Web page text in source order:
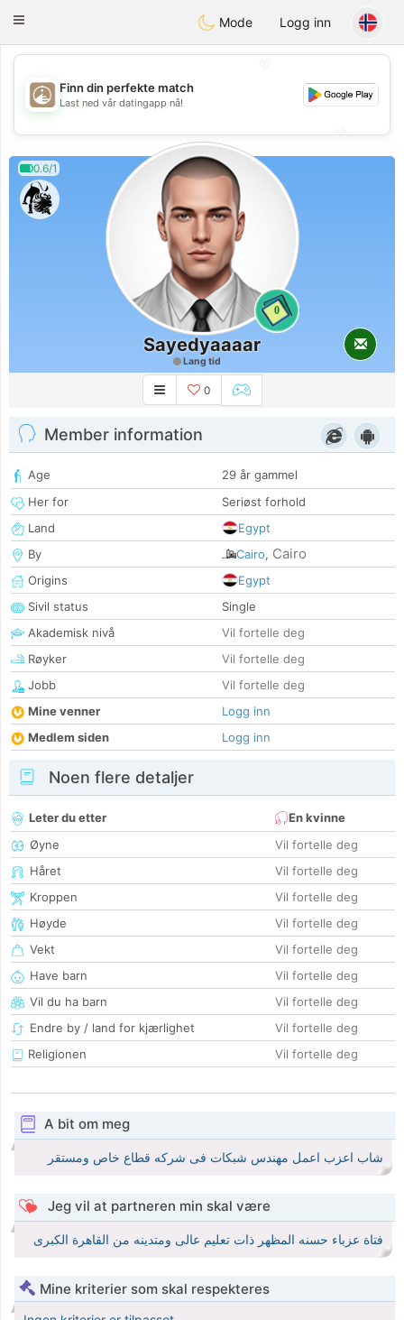
ahebik
Toggle
Mode Logg inn
💖
💕
Finn din perfekte match
Last ned vår datingapp nå!
0.6/1
0
Sayedyaaaar
Lang tid
0
Member information
Age
29 år gammel
Her for
Seriøst forhold
Land
Egypt
By
Cairo, Cairo
Origins
Egypt
Sivil status
Single
Akademisk nivå
Vil fortelle deg
Røyker
Vil fortelle deg
Jobb
Vil fortelle deg
Mine venner
Logg inn
Medlem siden
Logg inn
Noen flere detaljer
Leter du etter
En kvinne
Øyne
Vil fortelle deg
Håret
Vil fortelle deg
Kroppen
Vil fortelle deg
Høyde
Vil fortelle deg
Vekt
Vil fortelle deg
Have barn
Vil fortelle deg
Vil du ha barn
Vil fortelle deg
Endre by / land for kjærlighet
Vil fortelle deg
Religionen
Vil fortelle deg
A bit om meg
شاب اعزب اعمل مهندس شبكات فى شركه قطاع خاص ومستقر
Jeg vil at partneren min skal være
فتاة عزباء حسنه المظهر ذات تعليم عالى ومتدينه من القاهرة الكبرى
Mine kriterier som skal respekteres